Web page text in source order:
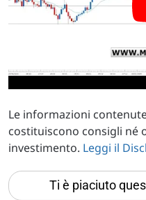
Le informazioni
costituiscono consigli né
investimento. Leggi il
Ti è piaciuto